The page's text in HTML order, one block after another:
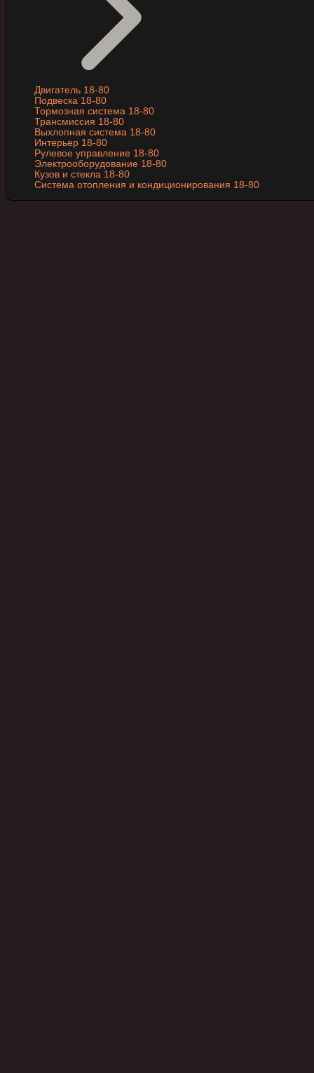
Двигатель 18-80
Подвеска 18-80
Тормозная система 18-80
Трансмиссия 18-80
Выхлопная система 18-80
Интерьер 18-80
Рулевое управление 18-80
Электрооборудование 18-80
Кузов и стекла 18-80
Система отопления и кондиционирования 18-80